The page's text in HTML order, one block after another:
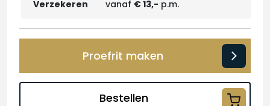
Verzekeren
vanaf € 13,- p.m.
Proefrit maken
Bestellen